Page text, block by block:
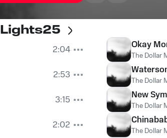
Lights25
2:04
2:53
3:15
2:02
Okay
The Dollar
The Dollar
New
The Dollar
The Dollar